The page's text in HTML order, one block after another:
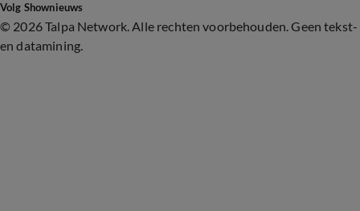
Volg Shownieuws
© 2026 Talpa Network. Alle rechten voorbehouden. Geen tekst-
en datamining.